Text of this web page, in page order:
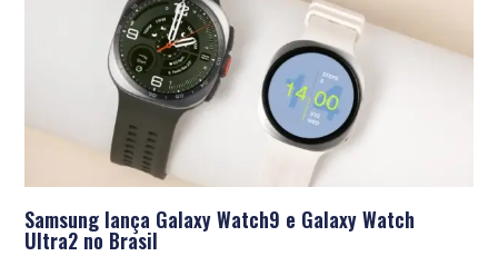
Samsung lança Galaxy Watch9 e Galaxy Watch
Ultra2 no Brasil